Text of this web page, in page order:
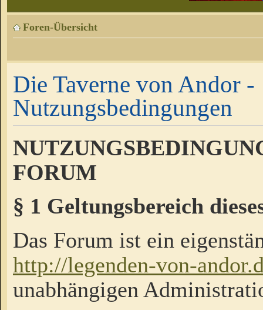
Foren-Übersicht
Die Taverne von Andor -
Nutzungsbedingungen
FORUM
§ 1 Geltungsbereich
Das Forum ist ein
http://legenden-von-
unabhängigen